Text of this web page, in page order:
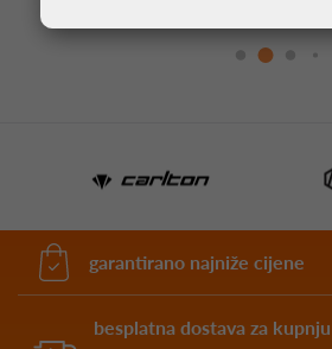
garantirano najniže cijene
besplatna dostava za